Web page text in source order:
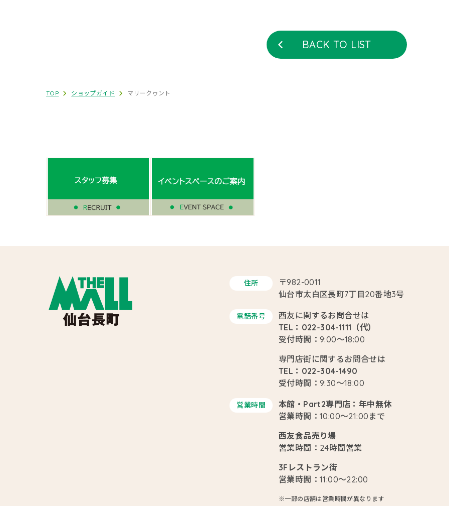
BACK TO LIST
TOP ショップガイド マリークヮント
住所
〒982-0011
仙台市太白区長町7丁目20番地3号
電話番号
西友に関するお問合せは
TEL：022-304-1111（代）
受付時間：9:00～18:00
専門店街に関するお問合せは
TEL：022-304-1490
受付時間：9:30～18:00
営業時間
本館・Part2専門店：年中無休
営業時間：10:00～21:00まで
西友食品売り場
営業時間：24時間営業
3Fレストラン街
営業時間：11:00～22:00
※一部の店舗は営業時間が異なります